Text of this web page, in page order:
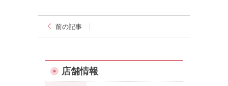
前の記事
店舗情報